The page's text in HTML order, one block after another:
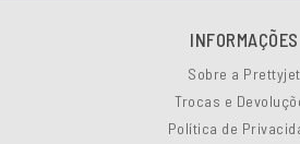
INFORMAÇÕES
Sobre a Prettyjet
Trocas e
Política de